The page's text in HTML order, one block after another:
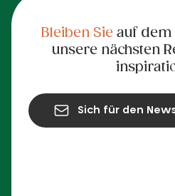
Bleiben Sieauf dem
unsere nächsten
Sich für den